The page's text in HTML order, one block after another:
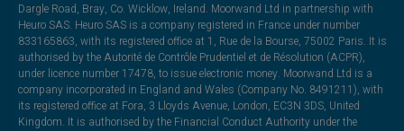
Dargle Road, Bray, Co. Wicklow, Ireland. Moorwand Ltd in partnership with
Heuro SAS. Heuro SAS is a company registered in France under number
833165863, with its registered office at 1, Rue de la Bourse, 75002 Paris. It is
authorised by the Autorité de Contrôle Prudentiel et de Résolution (ACPR),
under licence number 17478, to issue electronic money. Moorwand Ltd is a
company incorporated in England and Wales (Company No. 8491211), with
its registered office at Fora, 3 Lloyds Avenue, London, EC3N 3DS, United
Kingdom. It is authorised by the Financial Conduct Authority under the